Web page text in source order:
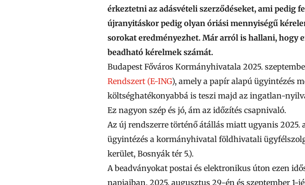
érkeztetni az adásvételi szerződéseket, ami pedig
újranyitáskor pedig olyan óriási mennyiségű
sorokat eredményezhet. Már arról is hallani, hogy
beadható kérelmek számát.
Budapest Főváros Kormányhivatala 2025.
Rendszert (E-ING), amely a papír alapú ügyintézés
költséghatékonyabbá is teszi majd az ingatlan-
Ez nagyon szép és jó, ám az időzítés csapnivaló.
Az új rendszerre történő átállás miatt ugyanis 2025.
ügyintézés a kormányhivatal földhivatali
kerület, Bosnyák tér 5.).
A beadványokat postai és elektronikus úton ezen
napjaiban, 2025. augusztus 29-én és szeptember